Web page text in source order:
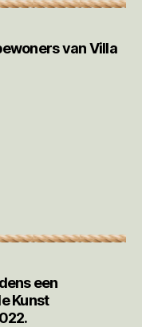
van Villa
een
Kunst